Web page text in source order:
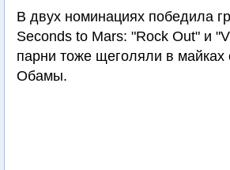
В двух номинациях победила
Seconds to Mars: "Rock Out" и
парни тоже щеголяли в майках
Обамы.